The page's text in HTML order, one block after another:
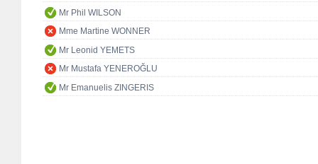
Mr Phil WILSON
Mme Martine WONNER
Mr Leonid YEMETS
Mr Mustafa YENEROĞLU
Mr Emanuelis ZINGERIS